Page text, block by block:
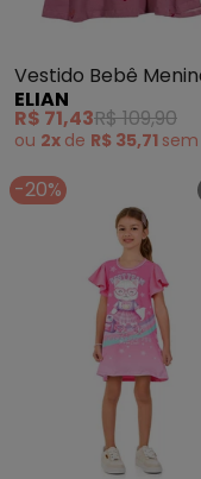
Vestido Bebê
com Faixa de Cabelo
(Rosa)
ELIAN
R$ 71,43R$ 109,90
ou 2x de R$ 35,71 sem
-20%